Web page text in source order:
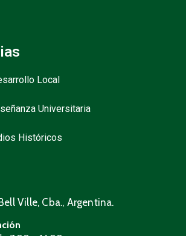
Local
Universitaria
Históricos
Ville, Cba., Argentina.